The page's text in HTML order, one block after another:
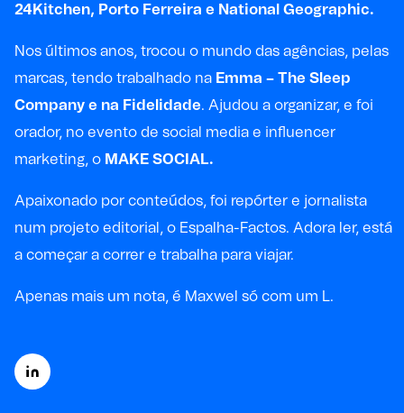
24Kitchen, Porto Ferreira e National Geographic.
Nos últimos anos, trocou o mundo das agências, pelas
marcas, tendo trabalhado na Emma – The Sleep
Company e na Fidelidade. Ajudou a organizar, e foi
orador, no evento de social media e influencer
marketing, o MAKE SOCIAL.
Apaixonado por conteúdos, foi repórter e jornalista
num projeto editorial, o Espalha-Factos. Adora ler, está
a começar a correr e trabalha para viajar.
Apenas mais um nota, é Maxwel só com um L.